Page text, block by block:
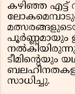
കഴിഞ്ഞ എട്ട്
ടീമിൻ്റെയും
ബലഹീനതകളും
സാധിച്ചു.